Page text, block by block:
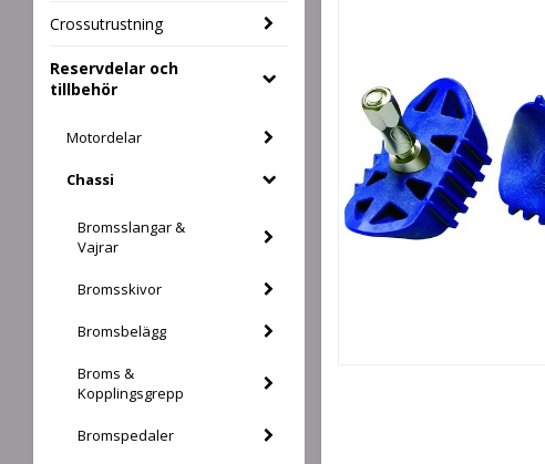
Crossutrustning
Reservdelar och
tillbehör
Motordelar
Chassi
Bromsslangar &
Vajrar
Bromsskivor
Bromsbelägg
Broms &
Kopplingsgrepp
Bromspedaler